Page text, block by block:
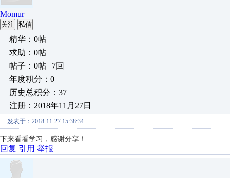
Momur
关注 私信
精华：0帖
求助：0帖
帖子：0帖 | 7回
年度积分：0
历史总积分：37
注册：2018年11月27日
发表于：2018-11-27 15:38:34
下来看看学习，感谢分享！
回复 引用 举报